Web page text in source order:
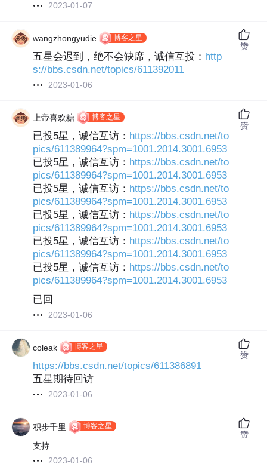
2023-01-07
wangzhongyudie 博客之星
五星会迟到，绝不会缺席，诚信互投： http
s://bbs.csdn.net/topics/611392011
2023-01-06
赞
上帝喜欢糖 博客之星
已投5星，诚信互访： https://bbs.csdn.net/to
pics/611389964?spm=1001.2014.3001.6953
已投5星，诚信互访： https://bbs.csdn.net/to
pics/611389964?spm=1001.2014.3001.6953
已投5星，诚信互访： https://bbs.csdn.net/to
pics/611389964?spm=1001.2014.3001.6953
已投5星，诚信互访： https://bbs.csdn.net/to
pics/611389964?spm=1001.2014.3001.6953
已投5星，诚信互访： https://bbs.csdn.net/to
pics/611389964?spm=1001.2014.3001.6953
已投5星，诚信互访： https://bbs.csdn.net/to
pics/611389964?spm=1001.2014.3001.6953
已回
2023-01-06
赞
coleak 博客之星
https://bbs.csdn.net/topics/611386891
五星期待回访
2023-01-06
赞
积步千里 博客之星
支持
2023-01-06
赞